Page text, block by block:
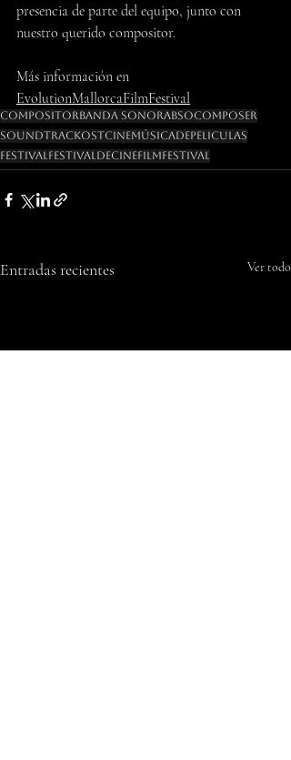
presencia de parte del equipo, junto con
nuestro querido compositor.
Más información en
EvolutionMallorcaFilmFestival
CompositorBanda SonoraBSOComposer
SoundtrackOSTCineMúsicadepeliculas
Festival FestivaldeCineFilmFestival
Entradas recientes Ver todo